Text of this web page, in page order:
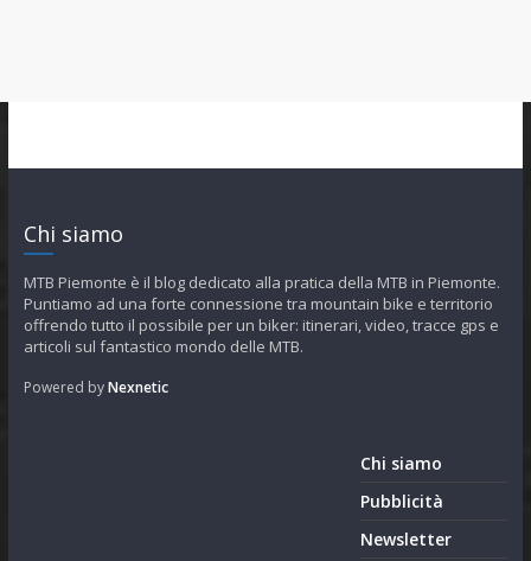
Chi siamo
MTB Piemonte è il blog dedicato alla pratica della MTB in Piemonte.
Puntiamo ad una forte connessione tra mountain bike e territorio
offrendo tutto il possibile per un biker: itinerari, video, tracce gps e
articoli sul fantastico mondo delle MTB.
Powered byNexnetic
Chi siamo
Pubblicità
Newsletter